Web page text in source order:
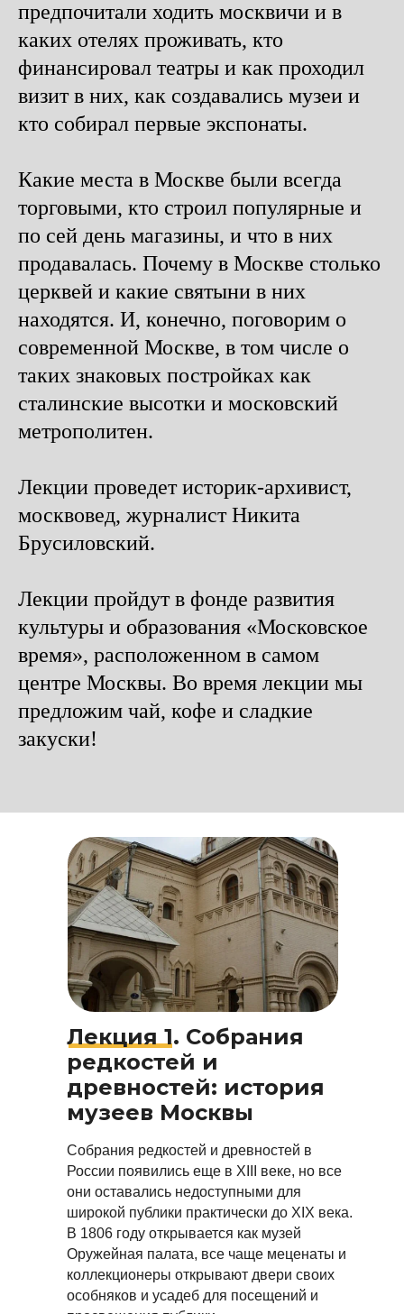
предпочитали ходить москвичи и в
каких отелях проживать, кто
финансировал театры и как проходил
визит в них, как создавались музеи и
кто собирал первые экспонаты.
Какие места в Москве были всегда
торговыми, кто строил популярные и
по сей день магазины, и что в них
продавалась. Почему в Москве столько
церквей и какие святыни в них
находятся. И, конечно, поговорим о
современной Москве, в том числе о
таких знаковых постройках как
сталинские высотки и московский
метрополитен.
Лекции проведет историк-архивист,
москвовед, журналист Никита
Брусиловский.
Лекции пройдут в фонде развития
культуры и образования «Московское
время», расположенном в самом
центре Москвы. Во время лекции мы
предложим чай, кофе и сладкие
закуски!
Лекция 1. Собрания
редкостей и
древностей: история
музеев Москвы
Собрания редкостей и древностей в
России появились еще в XIII веке, но все
они оставались недоступными для
широкой публики практически до XIX века.
В 1806 году открывается как музей
Оружейная палата, все чаще меценаты и
коллекционеры открывают двери своих
особняков и усадеб для посещений и